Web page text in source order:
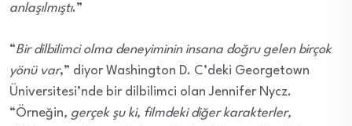
anlaşılmıştı.”
“Bir dilbilimci olma deneyiminin insana doğru gelen birçok
yönü var,” diyor Washington D. C’deki Georgetown
Üniversitesi’nde bir dilbilimci olan Jennifer Nycz.
“Örneğin, gerçek şu ki, filmdeki diğer karakterler,